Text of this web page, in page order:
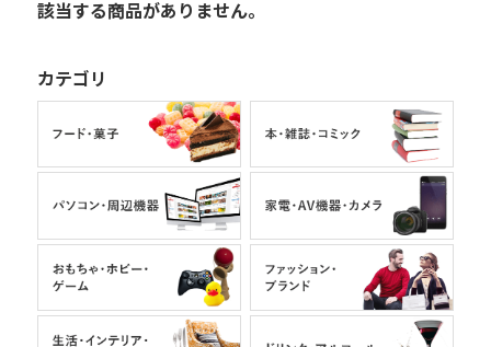
該当する商品がありません。
カテゴリ